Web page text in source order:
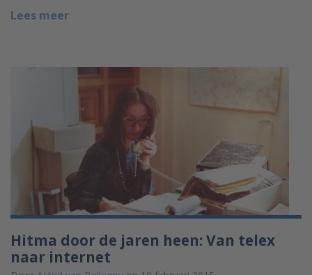
Lees meer
Hitma door de jaren heen: Van telex
naar internet